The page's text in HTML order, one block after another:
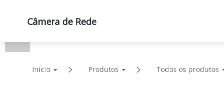
Produtos
Início Produtos Todos os produtos
Câmera de Rede